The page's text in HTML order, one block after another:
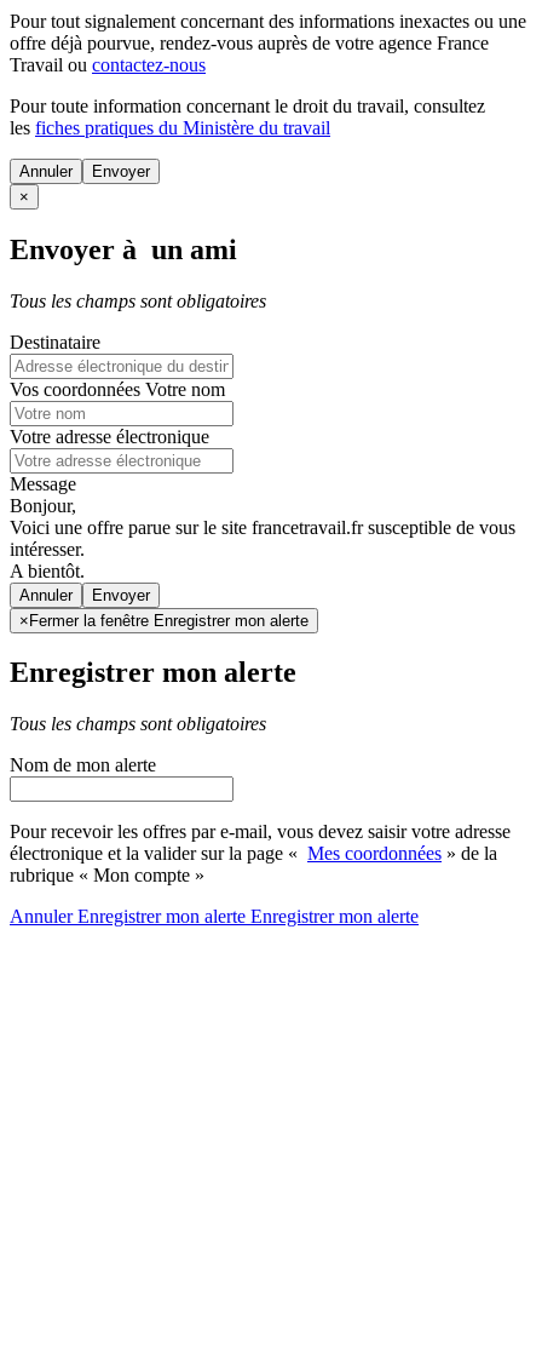
Pour tout signalement concernant des informations inexactes ou une
offre déjà pourvue, rendez-vous auprès de votre agence France
Travail ou contactez-nous
Pour toute information concernant le droit du travail, consultez
les fiches pratiques du Ministère du travail
Annuler
×
Envoyer à un ami
Tous les champs sont obligatoires
Destinataire
Vos coordonnées Votre nom
Votre adresse électronique
Message
Bonjour,
Voici une offre parue sur le site francetravail.fr susceptible de vous
intéresser.
A bientôt.
Annuler
×Fermer la fenêtre Enregistrer mon alerte
Enregistrer mon alerte
Tous les champs sont obligatoires
Nom de mon alerte
Pour recevoir les offres par e-mail, vous devez saisir votre adresse
électronique et la valider sur la page « Mes coordonnées » de la
rubrique « Mon compte »
AnnulerEnregistrer mon alerte Enregistrermon alerte